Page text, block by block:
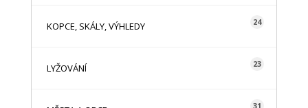
KOPCE, SKÁLY, VÝHLEDY 24
LYŽOVÁNÍ 23
31